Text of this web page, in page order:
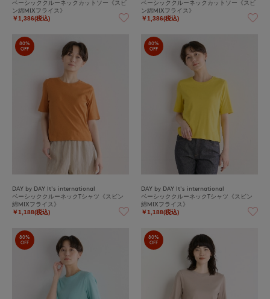
ベーシッククルーネックカットソー《スビ
ン綿MIXフライス》
￥1,386(税込)
ベーシッククルーネックカットソー《スビ
ン綿MIXフライス》
￥1,386(税込)
80%
OFF
DAY by DAY It's international
ベーシッククルーネックTシャツ《スビン
綿MIXフライス》
￥1,188(税込)
80%
OFF
DAY by DAY It's international
ベーシッククルーネックTシャツ《スビン
綿MIXフライス》
￥1,188(税込)
80%
OFF
80%
OFF